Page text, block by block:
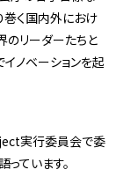
巻く国内外におけ
のリーダーたちと
ノベーションを起
実行委員会で委
ています。